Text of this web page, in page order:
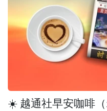
☀️ 越通社早安咖啡（